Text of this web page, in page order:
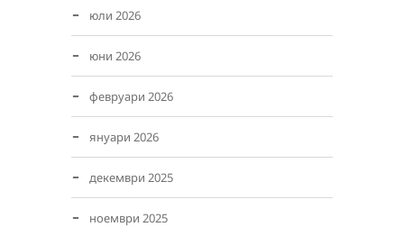
юли 2026
юни 2026
февруари 2026
януари 2026
декември 2025
ноември 2025